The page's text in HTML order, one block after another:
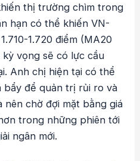
thị trường chìm trong
hạn có thể khiến VN-
1.720 điểm (MA20
vọng sẽ có lực cầu
Anh chị hiện tại có thể
để quản trị rủi ro và
nên chờ đợi mặt bằng giá
trong những phiên tới
ngân mới.